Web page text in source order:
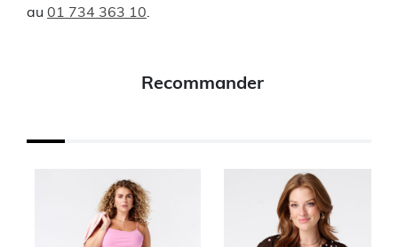
au 01 734 363 10
Recommander